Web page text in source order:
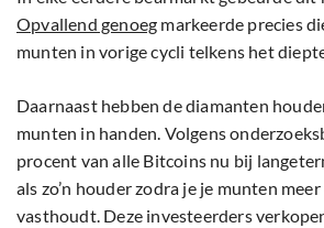
Opvallend genoeg markeerde precies
munten in vorige cycli telkens het
Daarnaast hebben de diamanten
munten in handen. Volgens
procent van alle Bitcoins nu bij
als zo’n houder zodra je je munten
vasthoudt. Deze investeerders